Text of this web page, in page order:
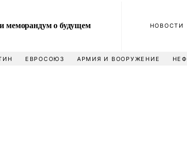
меморандум о будущем
НОВОСТИ
ЕВРОСОЮЗ АРМИЯ И ВООРУЖЕНИЕ